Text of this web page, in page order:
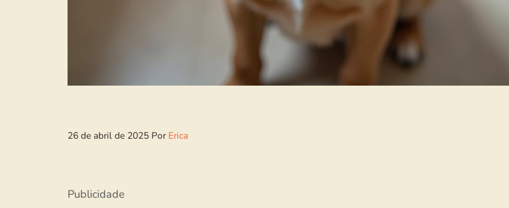
26 de abril de 2025 Por Erica
Publicidade